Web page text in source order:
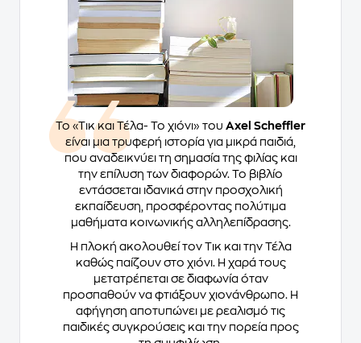
Το «Τικ και Τέλα- Το χιόνι» του Axel Scheffler
είναι μια τρυφερή ιστορία για μικρά παιδιά,
που αναδεικνύει τη σημασία της φιλίας και
την επίλυση των διαφορών. Το βιβλίο
εντάσσεται ιδανικά στην προσχολική
εκπαίδευση, προσφέροντας πολύτιμα
μαθήματα κοινωνικής αλληλεπίδρασης.
Η πλοκή ακολουθεί τον Τικ και την Τέλα
καθώς παίζουν στο χιόνι. Η χαρά τους
μετατρέπεται σε διαφωνία όταν
προσπαθούν να φτιάξουν χιονάνθρωπο. Η
αφήγηση αποτυπώνει με ρεαλισμό τις
παιδικές συγκρούσεις και την πορεία προς